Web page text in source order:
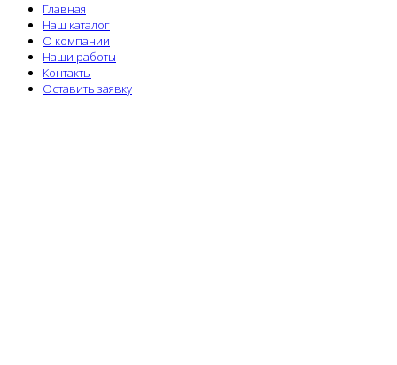
Главная
Наш каталог
О компании
Наши работы
Контакты
Оставить заявку